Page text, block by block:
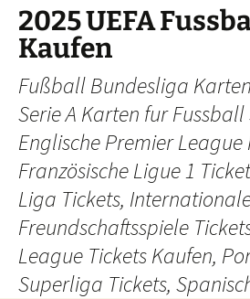
Skip
content
2025 UEFA
Kaufen
Fußball Bundesliga
Serie A Karten fur Fussball
Englische Premier League
Französische Ligue 1
Liga Tickets,
Freundschaftsspiele
League Tickets Kaufen,
Superliga Tickets,